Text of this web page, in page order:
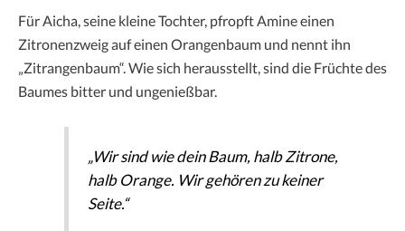
Für Aicha, seine kleine Tochter, pfropft Amine einen
Zitronenzweig auf einen Orangenbaum und nennt ihn
„Zitrangenbaum“. Wie sich herausstellt, sind die Früchte des
Baumes bitter und ungenießbar.
„Wir sind wie dein Baum, halb Zitrone,
halb Orange. Wir gehören zu keiner
Seite.“